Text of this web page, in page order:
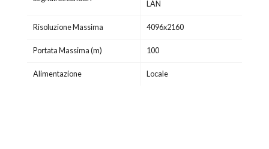
LAN
Risoluzione Massima 4096x2160
Portata Massima (m) 100
Alimentazione Locale